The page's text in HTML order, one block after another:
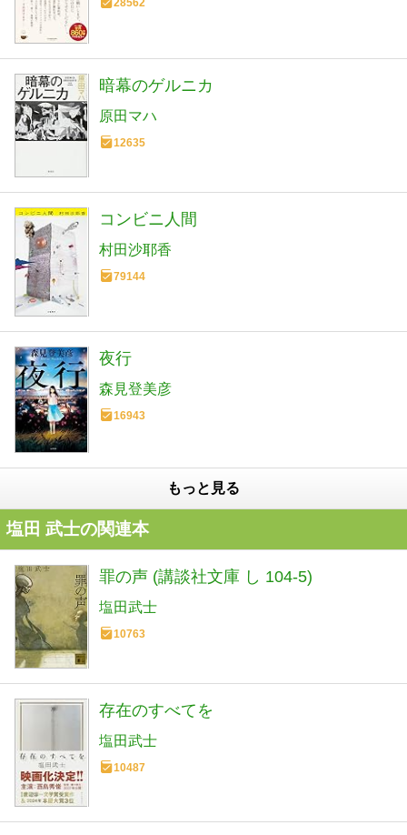
28562
暗幕のゲルニカ
原田マハ
12635
コンビニ人間
村田沙耶香
79144
夜行
森見登美彦
16943
もっと見る
塩田 武士の関連本
罪の声 (講談社文庫 し 104-5)
塩田武士
10763
存在のすべてを
塩田武士
10487